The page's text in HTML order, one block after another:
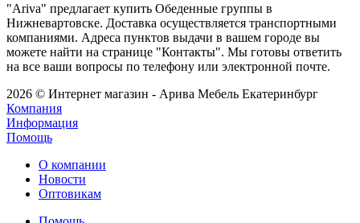
"Ariva" предлагает купить Обеденные группы в
Нижневартовске. Доставка осуществляется транспортными
компаниями. Адреса пунктов выдачи в вашем городе вы
можете найти на странице "Контакты". Мы готовы ответить
на все ваши вопросы по телефону или электронной почте.
2026 © Интернет магазин - Арива Мебель Екатеринбург
Компания
Информация
Помощь
О компании
Новости
Оптовикам